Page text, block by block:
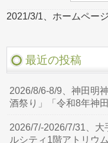
2021/3/1、ホームペー
最近の投稿
2026/8/6-8/9、神田明
酒祭り」「令和8年神
2026/7/-2026/7/31、
ルシティ1階アトリウ